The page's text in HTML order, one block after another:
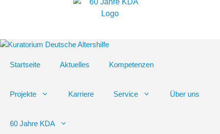
Startseite Aktuelles Kompetenzen
Projekte Karriere Service Über uns
60 Jahre KDA